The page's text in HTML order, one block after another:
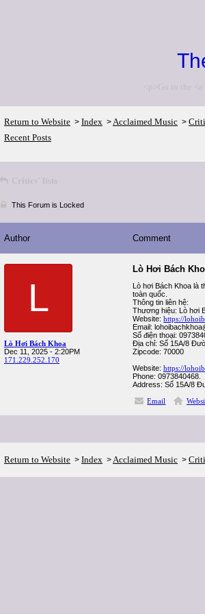
<p>Go to the
Return to Website > Index >Acclaimed Music >
Recent Posts
Critics' lists
This Forum is Locked
Author Comment
L
Lò Hơi Bách Khoa
Dec 11, 2025 - 2:20PM
171.229.252.170
Lò Hơi Bách
Lò hơi Bách Khoa là
toàn quốc.
Thông tin liên hệ:
Thương hiệu: Lò hơi
Website: https://
Email:
Số điện thoại:
Địa chỉ: Số 15A/8
Zipcode: 70000
Website: https://
Phone: 0973840468.
Address: Số 15A/8
Email
Return to Website > Index >Acclaimed Music >